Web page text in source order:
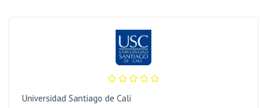
Universidad Santiago de Cali